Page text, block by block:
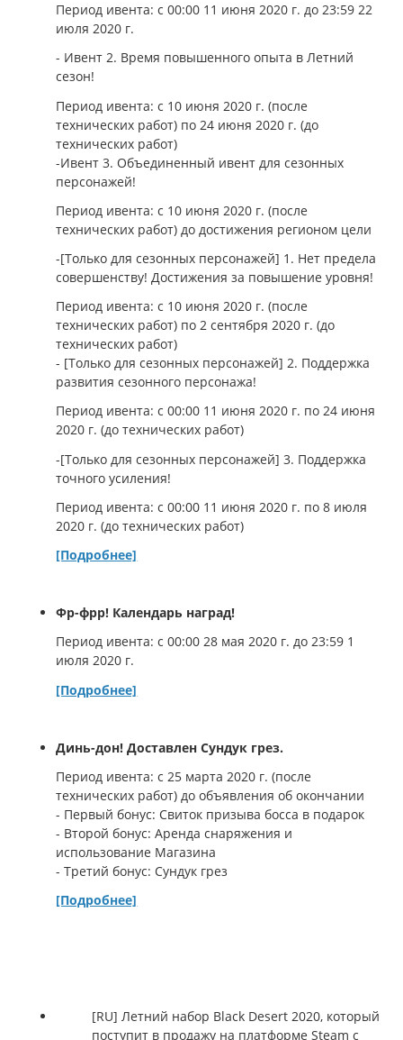
Период ивента: с 00:00 11 июня 2020 г. до 23:59 22
июля 2020 г.
- Ивент 2. Время повышенного опыта в Летний
сезон!
Период ивента: с 10 июня 2020 г. (после
технических работ) по 24 июня 2020 г. (до
технических работ)
-Ивент 3. Объединенный ивент для сезонных
персонажей!
Период ивента: с 10 июня 2020 г. (после
технических работ) до достижения регионом цели
-[Только для сезонных персонажей] 1. Нет предела
совершенству! Достижения за повышение уровня!
Период ивента: с 10 июня 2020 г. (после
технических работ) по 2 сентября 2020 г. (до
технических работ)
- [Только для сезонных персонажей] 2. Поддержка
развития сезонного персонажа!
Период ивента: с 00:00 11 июня 2020 г. по 24 июня
2020 г. (до технических работ)
-[Только для сезонных персонажей] 3. Поддержка
точного усиления!
Период ивента: с 00:00 11 июня 2020 г. по 8 июля
2020 г. (до технических работ)
[Подробнее]
Фр-фрр! Календарь наград!
Период ивента: с 00:00 28 мая 2020 г. до 23:59 1
июля 2020 г.
[Подробнее]
Динь-дон! Доставлен Сундук грез.
Период ивента: с 25 марта 2020 г. (после
технических работ) до объявления об окончании
- Первый бонус: Свиток призыва босса в подарок
- Второй бонус: Аренда снаряжения и
использование Магазина
- Третий бонус: Сундук грез
[Подробнее]
[RU] Летний набор Black Desert 2020, который
поступит в продажу на платформе Steam с